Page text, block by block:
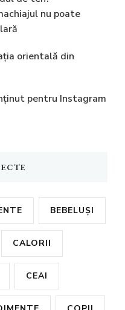
nu poate
orientală din
pentru Instagram
BEBELUȘI
CALORII
CEAI